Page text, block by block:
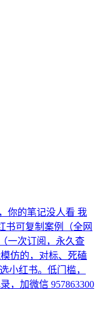
你的笔记没人看 我
书可复制案例（全网
一次订阅，永久查
仿的，对标、死磕
小红书。低门槛，
，加微信 957863300